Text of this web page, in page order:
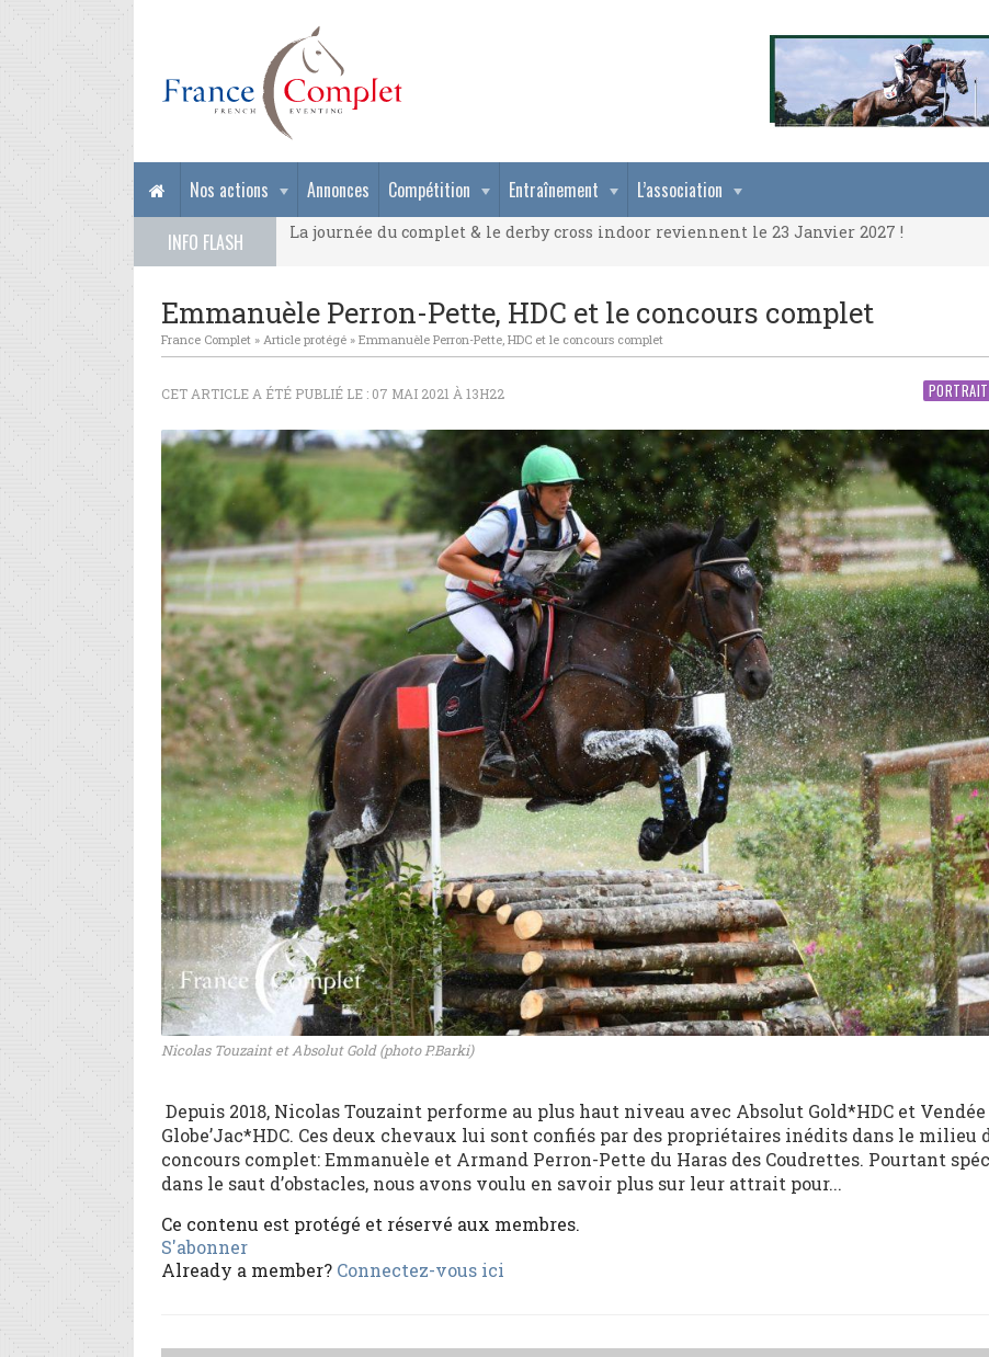
Nos actions Annonces Compétition Entraînement
L’association
INFO FLASH
La journée du complet & le derby cross indoor reviennent le 23 Janvier 2027 !
La journée du complet & le derby cross indoor reviennent le 23 Janvier 2027 !
Emmanuèle Perron-Pette, HDC et le concours complet
France Complet » Article protégé » Emmanuèle Perron-Pette, HDC et le concours complet
PORTRAIT
CET ARTICLE A ÉTÉ PUBLIÉ LE : 07 MAI 2021 À 13H22
Nicolas Touzaint et Absolut Gold (photo P.Barki)
Depuis 2018, Nicolas Touzaint performe au plus haut niveau avec Absolut Gold*HDC et Vendée
Globe’Jac*HDC. Ces deux chevaux lui sont confiés par des propriétaires inédits dans le milieu
concours complet: Emmanuèle et Armand Perron-Pette du Haras des Coudrettes. Pourtant
dans le saut d’obstacles, nous avons voulu en savoir plus sur leur attrait pour...
Ce contenu est protégé et réservé aux membres.
S'abonner
Already a member? Connectez-vous ici